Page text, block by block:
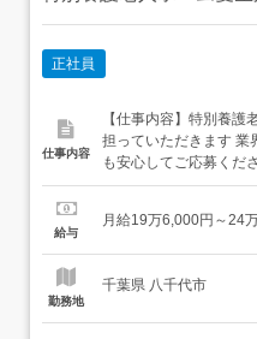
正社員
仕事内容
【仕事内容】特別養護
担っていただきます 業
も安心してご応募くだ
助など 従事すべき業務
歓迎要件>経験者のあ
給与
月給19万6,000円～24
勤務地
千葉県 八千代市